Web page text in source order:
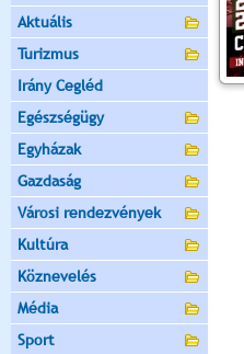
Aktuális
Turizmus
Irány Cegléd
Egészségügy
Egyházak
Gazdaság
Városi rendezvények
Kultúra
Köznevelés
Média
Sport